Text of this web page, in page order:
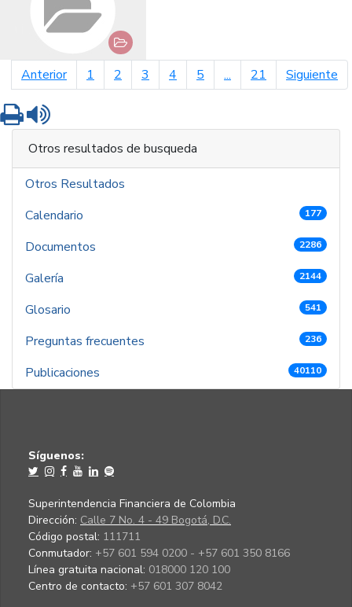
Anteriorpágina anterior
1 2 3 4 5 ... 21 Siguiente
Imprimir
Otros resultados de busqueda
Otros Resultados
Calendario
177
Documentos 2286
Galería 2144
Glosario 541
Preguntas frecuentes 236
Publicaciones 40110
Síguenos:
Superintendencia Financiera de Colombia
Dirección: Calle 7 No. 4 - 49 Bogotá, D.C.
Código postal: 111711
Conmutador: +57 601 594 0200 - +57 601 350 8166
Línea gratuita nacional: 018000 120 100
Centro de contacto: +57 601 307 8042